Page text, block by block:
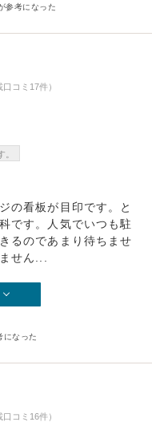
参考になった
コミ17件）
。
の看板が目印です。と
です。人気でいつも駐
るのであまり待ちませ
せん...
になった
コミ16件）